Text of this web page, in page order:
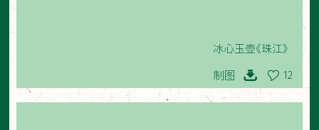
冰心玉壶《珠江》
制图 12